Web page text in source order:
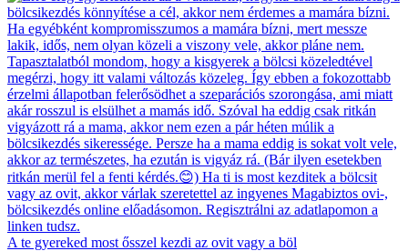
A te gyereked most ősszel kezdi az ovit vagy a böl